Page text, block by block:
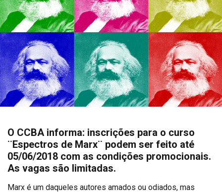
O CCBA informa: inscrições para o curso
¨Espectros de Marx¨ podem ser feito até
05/06/2018 com as condições promocionais.
As vagas são limitadas.
Marx é um daqueles autores amados ou odiados, mas